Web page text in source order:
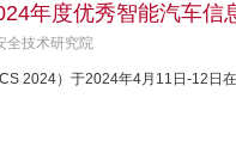
年度优秀智能汽车信
全技术研究院
2024）于2024年4月11日-12日